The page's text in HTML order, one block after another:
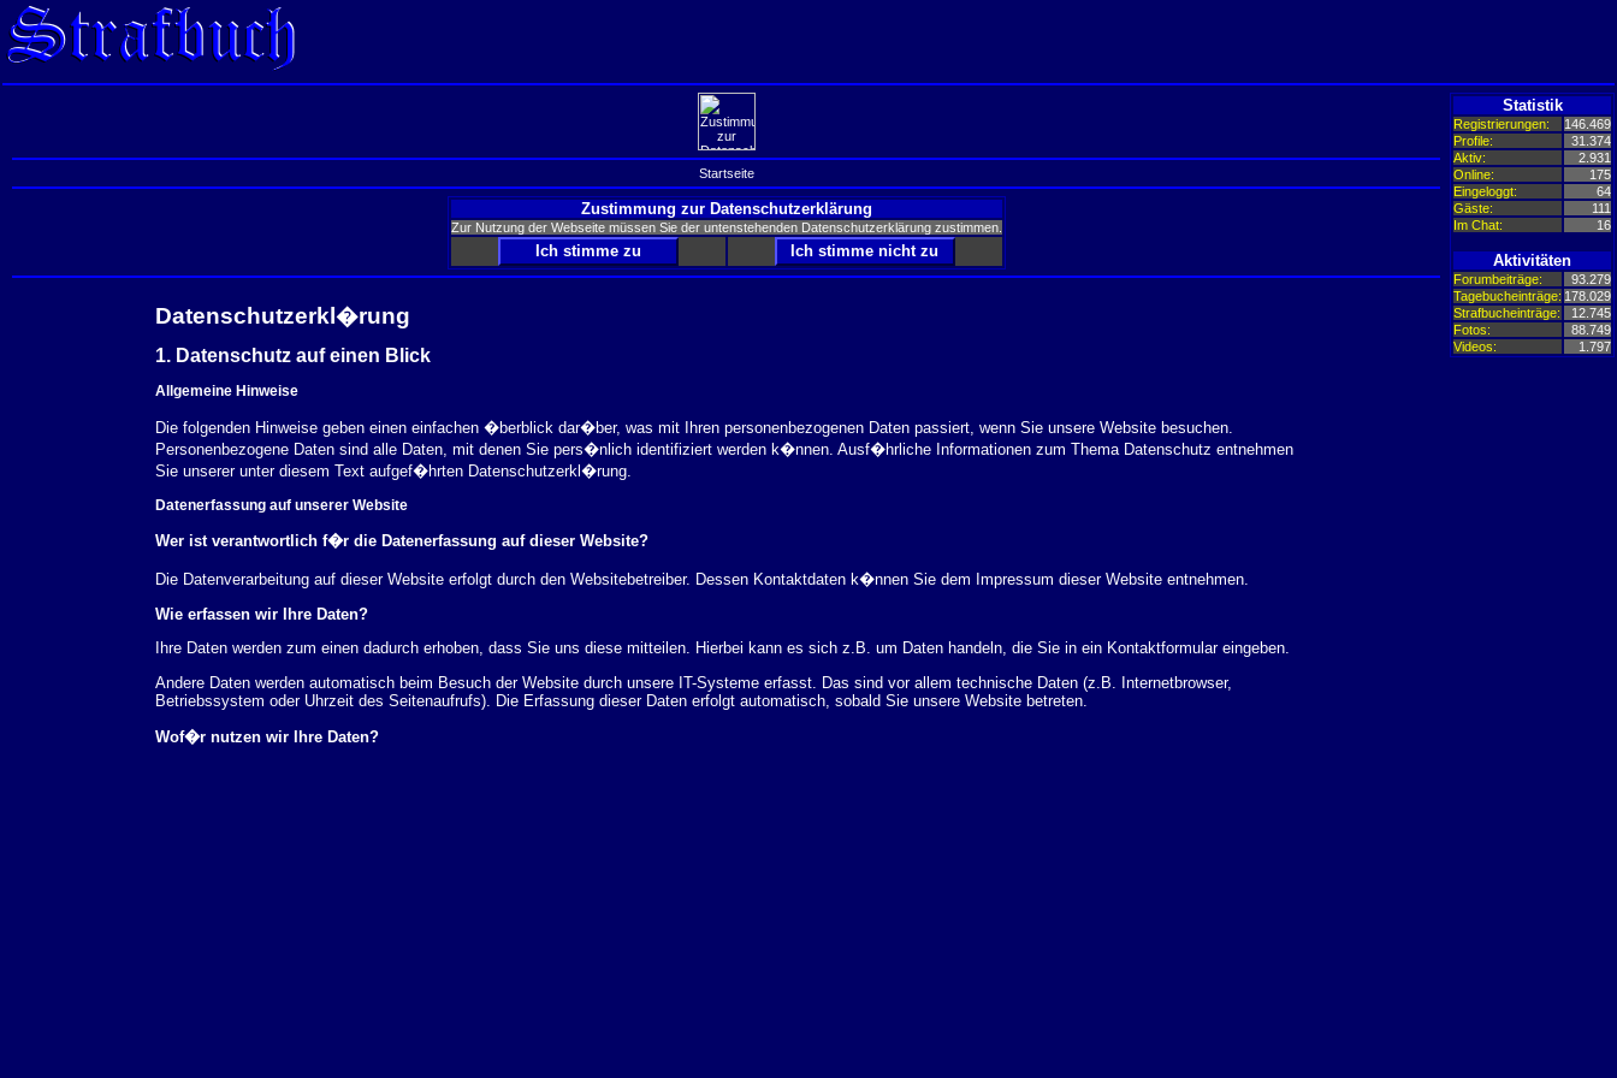
Startseite
Zustimmung zur Datenschutzerklärung
Zur Nutzung der Webseite müssen Sie der untenstehenden Datenschutzerklärung zustimmen.
Datenschutzerkl�rung
1. Datenschutz auf einen Blick
Allgemeine Hinweise
Die folgenden Hinweise geben einen einfachen �berblick dar�ber, was mit Ihren personenbezogenen Daten passiert, wenn Sie unsere Website besuchen.
Personenbezogene Daten sind alle Daten, mit denen Sie pers�nlich identifiziert werden k�nnen. Ausf�hrliche Informationen zum Thema Datenschutz entnehmen
Sie unserer unter diesem Text aufgef�hrten Datenschutzerkl�rung.
Datenerfassung auf unserer Website
Wer ist verantwortlich f�r die Datenerfassung auf dieser Website?
Die Datenverarbeitung auf dieser Website erfolgt durch den Websitebetreiber. Dessen Kontaktdaten k�nnen Sie dem Impressum dieser Website entnehmen.
Wie erfassen wir Ihre Daten?
Ihre Daten werden zum einen dadurch erhoben, dass Sie uns diese mitteilen. Hierbei kann es sich z.B. um Daten handeln, die Sie in ein Kontaktformular eingeben.
Andere Daten werden automatisch beim Besuch der Website durch unsere IT-Systeme erfasst. Das sind vor allem technische Daten (z.B. Internetbrowser,
Betriebssystem oder Uhrzeit des Seitenaufrufs). Die Erfassung dieser Daten erfolgt automatisch, sobald Sie unsere Website betreten.
Wof�r nutzen wir Ihre Daten?
Statistik
Registrierungen:
146.469
Profile:
31.374
Aktiv:
2.931
Online:
175
Eingeloggt:
64
Gäste:
111
Im Chat:
16
Aktivitäten
Forumbeiträge:
93.279
Tagebucheinträge: 178.029
Strafbucheinträge:
12.745
Fotos:
88.749
Videos:
1.797